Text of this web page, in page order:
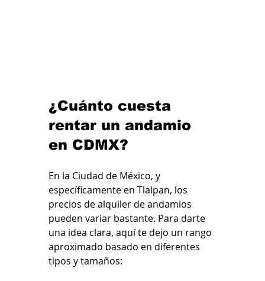
¿Cuánto cuesta
rentar un andamio
en CDMX?
En la Ciudad de México, y
específicamente en Tlalpan, los
precios de alquiler de andamios
pueden variar bastante. Para darte
una idea clara, aquí te dejo un rango
aproximado basado en diferentes
tipos y tamaños: